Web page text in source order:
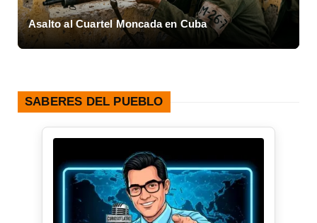
Asalto al Cuartel Moncada en Cuba
SABERES DEL PUEBLO